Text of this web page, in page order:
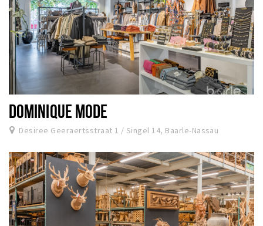
DOMINIQUE MODE
Desiree Geeraertsstraat 1 / Singel 14, Baarle-Nassau